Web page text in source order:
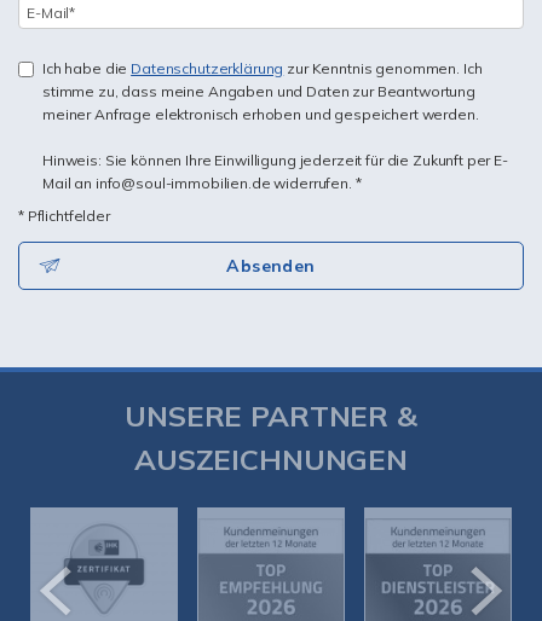
Ich habe die Datenschutzerklärung zur Kenntnis genommen. Ich
stimme zu, dass meine Angaben und Daten zur Beantwortung
meiner Anfrage elektronisch erhoben und gespeichert werden.
Hinweis: Sie können Ihre Einwilligung jederzeit für die Zukunft per E-
Mail an info@soul-immobilien.de widerrufen. *
* Pflichtfelder
Absenden
UNSERE PARTNER &
AUSZEICHNUNGEN